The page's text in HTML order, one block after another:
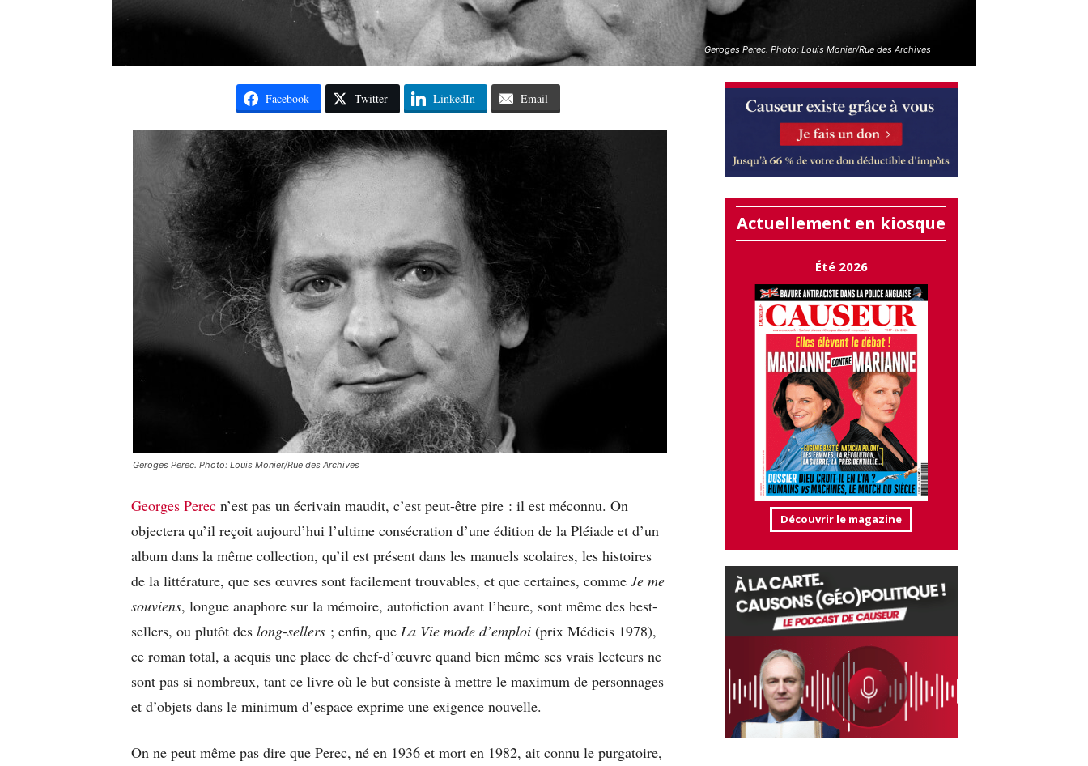
Geroges Perec. Photo: Louis Monier/Rue des Archives
Facebook Twitter LinkedIn Email
Geroges Perec. Photo: Louis Monier/Rue des Archives
Georges Perec n’est pas un écrivain maudit, c’est peut-être pire : il est méconnu. On
objectera qu’il reçoit aujourd’hui l’ultime consécration d’une édition de la Pléiade et d’un
album dans la même collection, qu’il est présent dans les manuels scolaires, les histoires
de la littérature, que ses œuvres sont facilement trouvables, et que certaines, comme Je me
souviens, longue anaphore sur la mémoire, autofiction avant l’heure, sont même des best-
sellers, ou plutôt des long-sellers ; enfin, que La Vie mode d’emploi (prix Médicis 1978),
ce roman total, a acquis une place de chef-d’œuvre quand bien même ses vrais lecteurs ne
sont pas si nombreux, tant ce livre où le but consiste à mettre le maximum de personnages
et d’objets dans le minimum d’espace exprime une exigence nouvelle.
On ne peut même pas dire que Perec, né en 1936 et mort en 1982, ait connu le purgatoire,
Actuellement en kiosque
Été 2026
Découvrir le magazine